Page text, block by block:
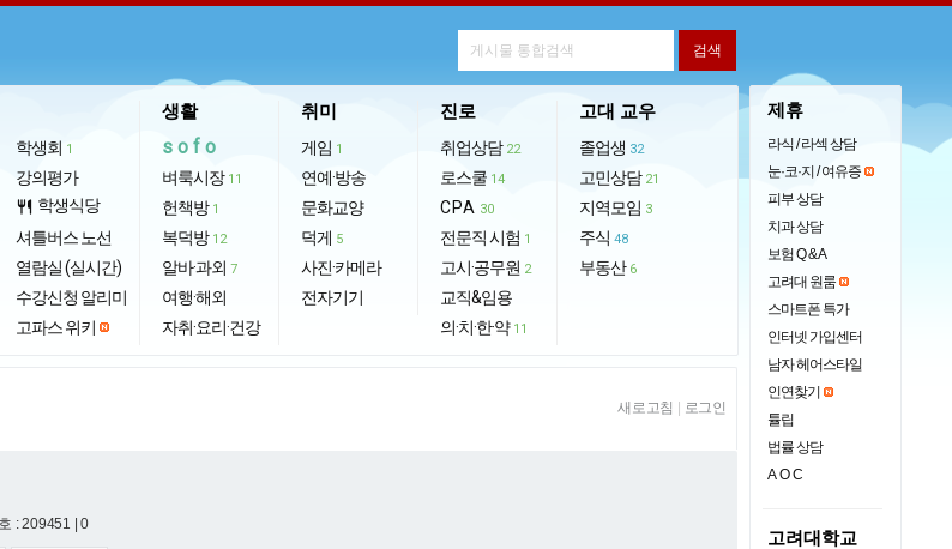
학생회 1
강의평가
restaurant 학생식당
셔틀버스 노선
열람실 (실시간)
수강신청 알리미
고파스 위키
생활
sofo
벼룩시장 11
헌책방 1
복덕방 12
알바·과외 7
여행·해외
자취·요리·건강
취미
게임 1
연예·방송
문화교양
덕게 5
사진·카메라
전자기기
진로
취업상담 22
로스쿨 14
CPA 30
전문직 시험 1
고시·공무원 2
교직&임용
의·치·한·약 11
고대 교우
졸업생 32
고민상담 21
지역모임 3
주식 48
부동산 6
새로고침 로그인
호 : 209451 | 0
제휴
라식 / 라섹 상담
눈·코·지 / 여유증
피부 상담
치과 상담
보험 Q & A
고려대 원룸
스마트폰 특가
인터넷 가입센터
남자 헤어스타일
인연찾기
튤립
법률 상담
AOC
고려대학교